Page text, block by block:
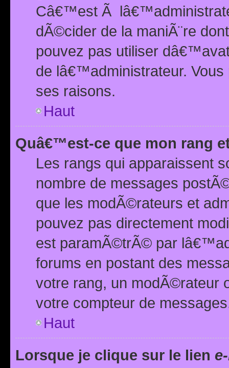
Câ€™est Ã
dÃ©cider de la maniÃ¨re
pouvez pas utiliser
de lâ€™administrateur.
ses raisons.
Haut
Quâ€™est-ce que mon rang
Les rangs qui apparaissent
nombre de messages
que les modÃ©rateurs et
pouvez pas directement
est paramÃ©trÃ© par
forums en postant des
votre rang, un modÃ©rateur
votre compteur de
Haut
Lorsque je clique sur le lien